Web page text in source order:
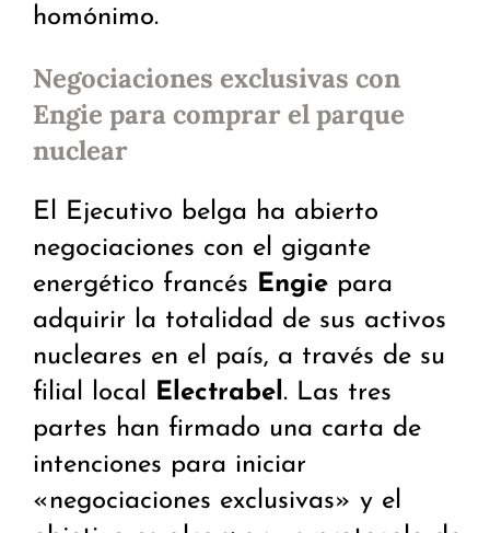
homónimo.
Negociaciones exclusivas con
Engie para comprar el parque
nuclear
El Ejecutivo belga ha abierto
negociaciones con el gigante
energético francés Engie para
adquirir la totalidad de sus activos
nucleares en el país, a través de su
filial local Electrabel. Las tres
partes han firmado una carta de
intenciones para iniciar
«negociaciones exclusivas» y el